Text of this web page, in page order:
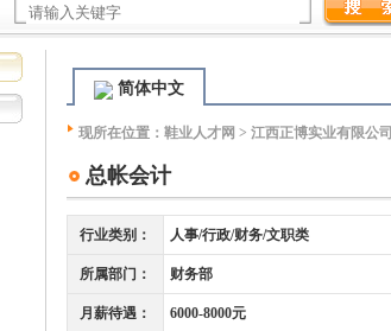
简体中文
现所在位置： 鞋业人才网 > 江西正博实业有限公司
总帐会计
行业类别： 人事/行政/财务/文职类
所属部门： 财务部
月薪待遇： 6000-8000元